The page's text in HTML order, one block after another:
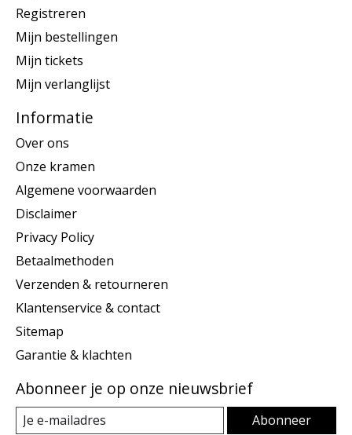
Registreren
Mijn bestellingen
Mijn tickets
Mijn verlanglijst
Informatie
Over ons
Onze kramen
Algemene voorwaarden
Disclaimer
Privacy Policy
Betaalmethoden
Verzenden & retourneren
Klantenservice & contact
Sitemap
Garantie & klachten
Abonneer je op onze nieuwsbrief
Abonneer